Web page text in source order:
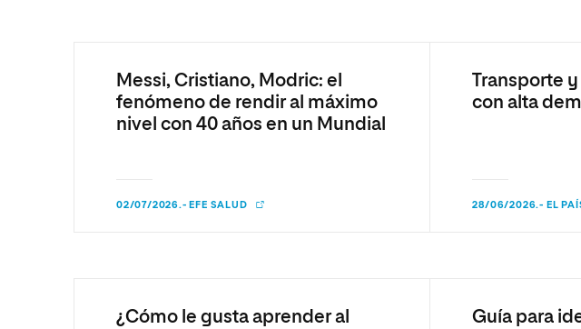
Messi, Cristiano, Modric: el
fenómeno de rendir al máximo
nivel con 40 años en un Mundial
02/07/2026.- EFE SALUD
Transporte
con alta
28/06/2026.- EL
¿Cómo le gusta aprender al
Guía para